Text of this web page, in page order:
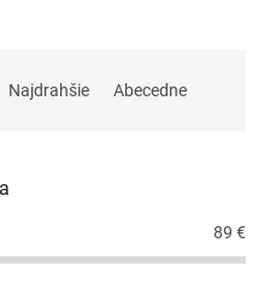
Najdrahšie Abecedne
89 €